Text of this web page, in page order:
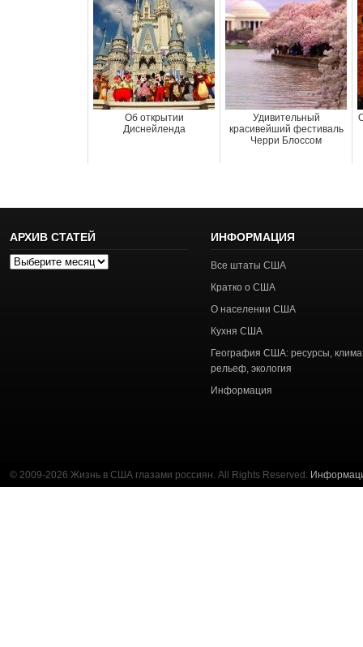
Об открытии
Диснейленда
Удивительный
красивейший фестиваль
Черри Блоссом
АРХИВ СТАТЕЙ
Архив
ИНФОРМАЦИЯ
Все штаты США
Кратко о США
О населении США
Кухня США
География США: ресурсы,
рельеф, экология
Информация
© 2009-2026 Жизнь в США глазами россиян. All Rights Reserved.